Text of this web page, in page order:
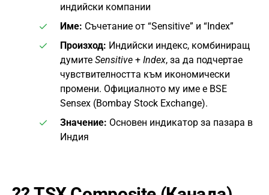
индийски компании
Име: Съчетание от “Sensitive” и “Index”
Произход: Индийски индекс, комбиниращ
думите Sensitive + Index, за да подчертае
чувствителността към икономически
промени. Официалното му име е BSE
Sensex (Bombay Stock Exchange).
Значение: Основен индикатор за пазара в
Индия